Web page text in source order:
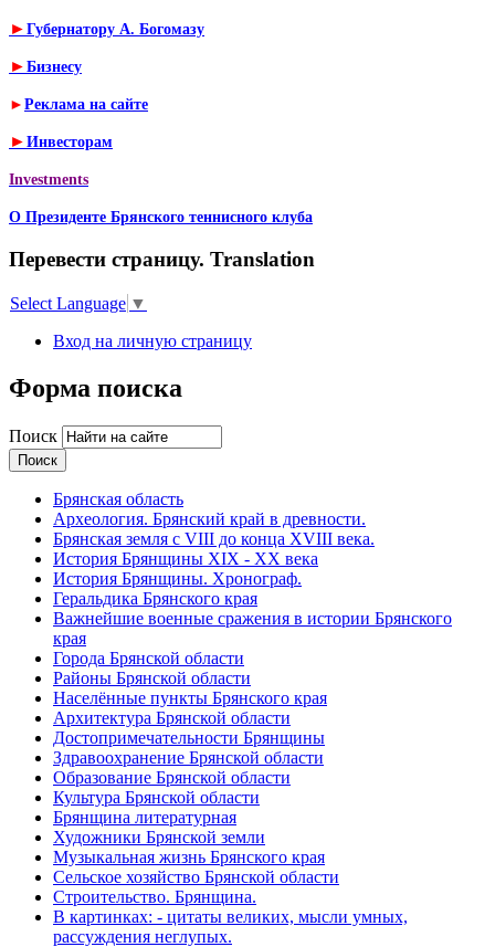
► Губернатору А. Богомазу
► Бизнесу
► Реклама на сайте
► Инвесторам
Investments
О Президенте Брянского теннисного клуба
Перевести страницу. Translation
Select Language ▼
Вход на личную страницу
Форма поиска
Поиск
Брянская область
Археология. Брянский край в древности.
Брянская земля с VIII до конца XVIII века.
История Брянщины XIX - XX века
История Брянщины. Хронограф.
Геральдика Брянского края
Важнейшие военные сражения в истории Брянского
края
Города Брянской области
Районы Брянской области
Населённые пункты Брянского края
Архитектура Брянской области
Достопримечательности Брянщины
Здравоохранение Брянской области
Образование Брянской области
Культура Брянской области
Брянщина литературная
Художники Брянской земли
Музыкальная жизнь Брянского края
Сельское хозяйство Брянской области
Строительство. Брянщина.
В картинках: - цитаты великих, мысли умных,
рассуждения неглупых.